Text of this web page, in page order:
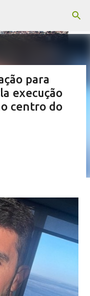
principal
para
execução
centro do